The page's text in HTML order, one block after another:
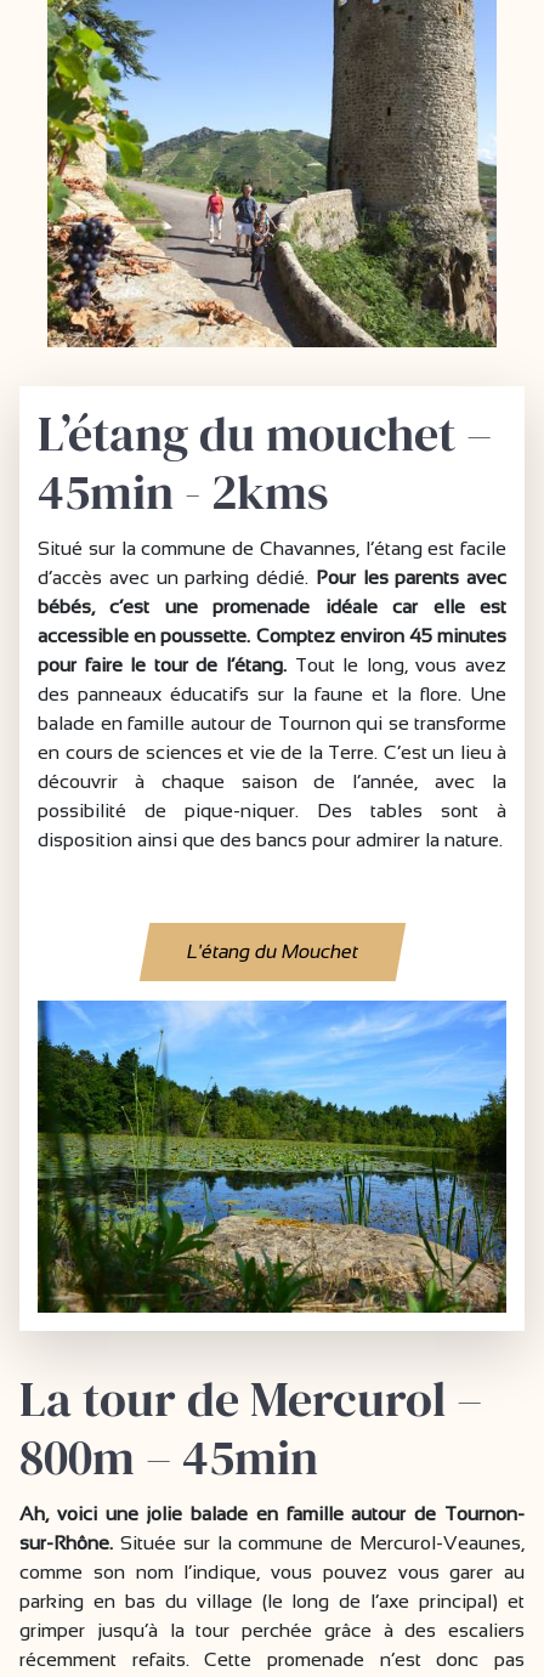
L’étang du mouchet –
45min - 2kms
Situé sur la commune de Chavannes, l’étang est facile
d’accès avec un parking dédié. Pour les parents avec
bébés, c’est une promenade idéale car elle est
accessible en poussette. Comptez environ 45 minutes
pour faire le tour de l’étang. Tout le long, vous avez
des panneaux éducatifs sur la faune et la flore. Une
balade en famille autour de Tournon qui se transforme
en cours de sciences et vie de la Terre. C’est un lieu à
découvrir à chaque saison de l’année, avec la
possibilité de pique-niquer. Des tables sont à
disposition ainsi que des bancs pour admirer la nature.
L'étang du Mouchet
La tour de Mercurol –
800m – 45min
Ah, voici une jolie balade en famille autour de Tournon-
sur-Rhône. Située sur la commune de Mercurol-Veaunes,
comme son nom l’indique, vous pouvez vous garer au
parking en bas du village (le long de l’axe principal) et
grimper jusqu’à la tour perchée grâce à des escaliers
récemment refaits. Cette promenade n’est donc pas